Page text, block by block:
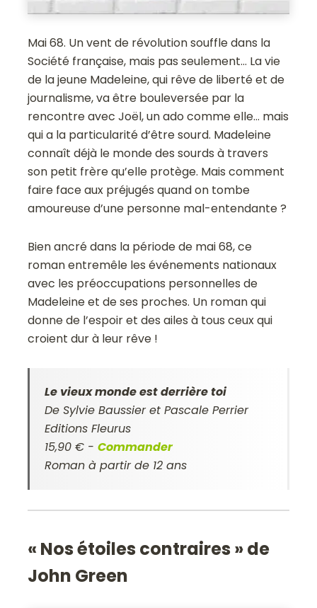
Mai 68. Un vent de révolution souffle dans la
Société française, mais pas seulement… La vie
de la jeune Madeleine, qui rêve de liberté et de
journalisme, va être bouleversée par la
rencontre avec Joël, un ado comme elle… mais
qui a la particularité d’être sourd. Madeleine
connaît déjà le monde des sourds à travers
son petit frère qu’elle protège. Mais comment
faire face aux préjugés quand on tombe
amoureuse d’une personne mal-entendante ?
Bien ancré dans la période de mai 68, ce
roman entremêle les événements nationaux
avec les préoccupations personnelles de
Madeleine et de ses proches. Un roman qui
donne de l’espoir et des ailes à tous ceux qui
croient dur à leur rêve !
Le vieux monde est derrière toi
De Sylvie Baussier et Pascale Perrier
Editions Fleurus
15,90 € -Commander
Roman à partir de 12 ans
« Nos étoiles contraires » de
John Green